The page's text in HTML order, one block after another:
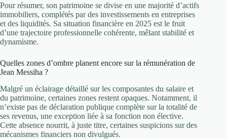
Pour résumer, son patrimoine se divise en une majorité d’actifs
immobiliers, complétés par des investissements en entreprises
et des liquidités. Sa situation financière en 2025 est le fruit
d’une trajectoire professionnelle cohérente, mêlant stabilité et
dynamisme.
Quelles zones d’ombre planent encore sur la rémunération de
Jean Messiha ?
Malgré un éclairage détaillé sur les composantes du salaire et
du patrimoine, certaines zones restent opaques. Notamment, il
n’existe pas de déclaration publique complète sur la totalité de
ses revenus, une exception liée à sa fonction non élective.
Cette absence nourrit, à juste titre, certaines suspicions sur des
mécanismes financiers non divulgués.